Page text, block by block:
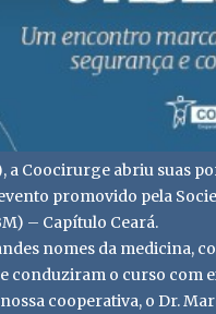
a Coocirurge abriu suas
promovido pela
– Capítulo Ceará.
nomes da medicina,
conduziram o curso com
cooperativa, o Dr.